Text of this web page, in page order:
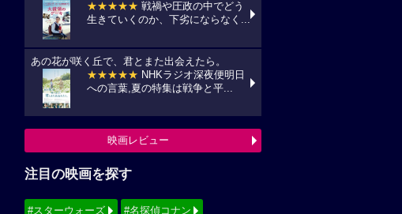
★★★★★ 戦禍や圧政の中でどう
生きていくのか、下劣にならなく...
あの花が咲く丘で、君とまた出会えたら。
★★★★★ NHKラジオ深夜便明日
への言葉,夏の特集は戦争と平...
映画レビュー
注目の映画を探す
#スターウォーズ #名探偵コナン